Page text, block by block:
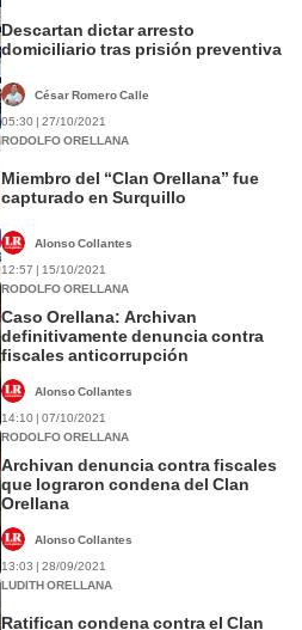
Descartan dictar arresto
domiciliario tras prisión preventiva
César Romero Calle
05:30 | 27/10/2021
RODOLFO ORELLANA
Miembro del “Clan Orellana” fue
capturado en Surquillo
Alonso Collantes
12:57 | 15/10/2021
RODOLFO ORELLANA
Caso Orellana: Archivan
definitivamente denuncia contra
fiscales anticorrupción
Alonso Collantes
14:10 | 07/10/2021
RODOLFO ORELLANA
Archivan denuncia contra fiscales
que lograron condena del Clan
Orellana
Alonso Collantes
13:03 | 28/09/2021
LUDITH ORELLANA
Ratifican condena contra el Clan